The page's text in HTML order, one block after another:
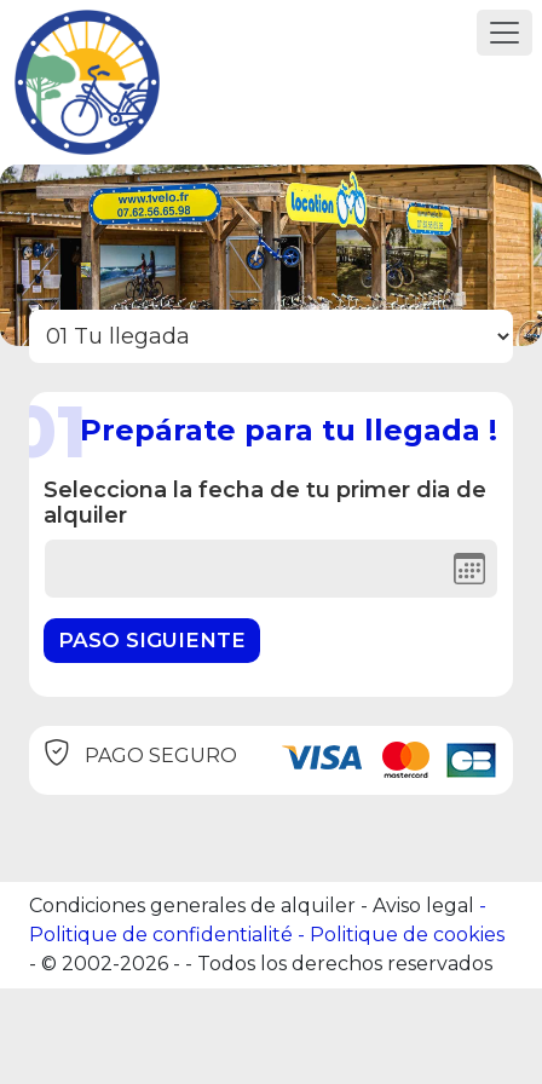
01Prepárate para tu llegada !
Selecciona la fecha de tu primer dia de
alquiler
PAGO SEGURO
Condiciones generales de alquiler - Aviso legal
Politique de confidentialité
Politique de cookies
- © 2002-2026 - - Todos los derechos reservados